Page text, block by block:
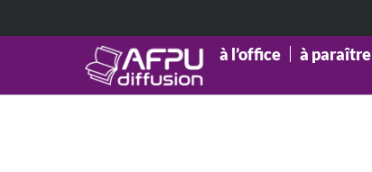
à l’office à paraître